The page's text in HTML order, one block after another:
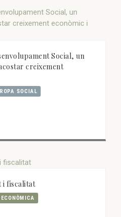
Social, un
creixement
SOCIAL
i fiscalitat